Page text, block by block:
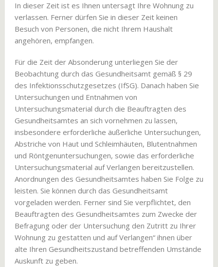
In dieser Zeit ist es Ihnen untersagt Ihre Wohnung zu
verlassen. Ferner dürfen Sie in dieser Zeit keinen
Besuch von Personen, die nicht Ihrem Haushalt
angehören, empfangen.
Für die Zeit der Absonderung unterliegen Sie der
Beobachtung durch das Gesundheitsamt gemäß § 29
des Infektionsschutzgesetzes (IfSG). Danach haben Sie
Untersuchungen und Entnahmen von
Untersuchungsmaterial durch die Beauftragten des
Gesundheitsamtes an sich vornehmen zu lassen,
insbesondere erforderliche äußerliche Untersuchungen,
Abstriche von Haut und Schleimhäuten, Blutentnahmen
und Röntgenuntersuchungen, sowie das erforderliche
Untersuchungsmaterial auf Verlangen bereitzustellen.
Anordnungen des Gesundheitsamtes haben Sie Folge zu
leisten. Sie können durch das Gesundheitsamt
vorgeladen werden. Ferner sind Sie verpflichtet, den
Beauftragten des Gesundheitsamtes zum Zwecke der
Befragung oder der Untersuchung den Zutritt zu Ihrer
Wohnung zu gestatten und auf Verlangen“ ihnen über
alte Ihren Gesundheitszustand betreffenden Umstände
Auskunft zu geben.